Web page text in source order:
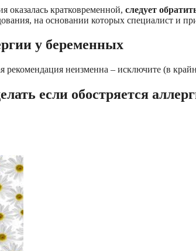
оказалась кратковременной, следует
на основании которых специалист и
у беременных
рекомендация неизменна – исключите (в
если обостряется